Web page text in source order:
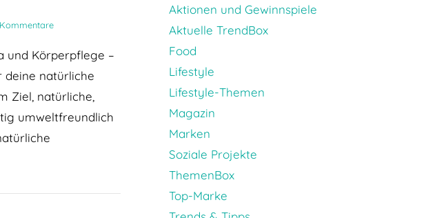
und Körperpflege –
deine natürliche
Ziel, natürliche,
umweltfreundlich
Aktionen und Gewinnspiele
Aktuelle TrendBox
Food
Lifestyle
Lifestyle-Themen
Magazin
Marken
Soziale Projekte
ThemenBox
Top-Marke